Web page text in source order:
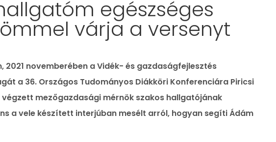
egészséges
várja a versenyt
2021 novemberében a Vidék- és gazdaságfejlesztés
a 36. Országos Tudományos Diákköri Konferenciára Piricsi
mezőgazdasági mérnök szakos hallgatójának
a vele készített interjúban mesélt arról, hogyan segíti Ádám